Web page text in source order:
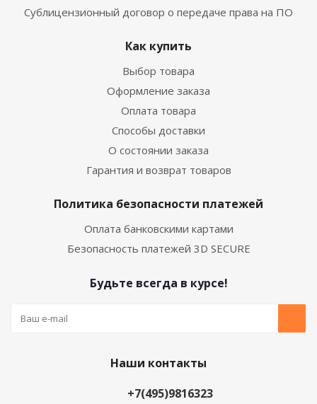
Сублицензионный договор о передаче права на ПО
Как купить
Выбор товара
Оформление заказа
Оплата товара
Способы доставки
О состоянии заказа
Гарантия и возврат товаров
Политика безопасности платежей
Оплата банковскими картами
Безопасность платежей 3D SECURE
Будьте всегда в курсе!
Наши контакты
+7(495)9816323